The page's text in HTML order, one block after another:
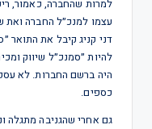
למרות שהחברה, כאמור,
עצמו למנכ״ל החברה ואת
דני קניג קיבל את התואר
להיות ״סמנכ״ל שיווק
היה ברשם החברות. לא
כספים.
גם אחרי שהגניבה מתגלה